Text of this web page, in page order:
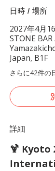
日時 / 場所
2027年4月
STONE
Japan, B1F
さらに42件の
詳細
🍹 Kyoto